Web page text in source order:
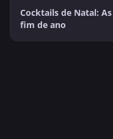
Cocktails de Natal:
fim de ano